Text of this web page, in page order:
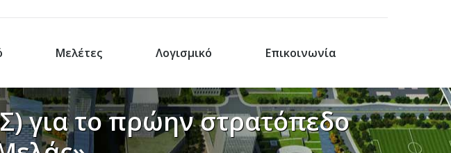
Μελέτες Λογισμικό Επικοινωνία
για το πρώην στρατόπεδο